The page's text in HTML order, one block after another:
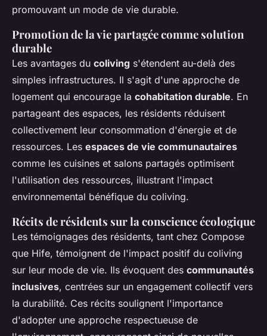
promouvant un mode de vie durable.
Promotion de la vie partagée comme solution
durable
Les avantages du coliving s'étendent au-delà des
simples infrastructures. Il s'agit d'une approche de
logement qui encourage la cohabitation durable. En
partageant des espaces, les résidents réduisent
collectivement leur consommation d'énergie et de
ressources. Les espaces de vie communautaires
comme les cuisines et salons partagés optimisent
l'utilisation des ressources, illustrant l'impact
environnemental bénéfique du coliving.
Récits de résidents sur la conscience écologique
Les témoignages des résidents, tant chez Compose
que Hife, témoignent de l'impact positif du coliving
sur leur mode de vie. Ils évoquent des communautés
inclusives, centrées sur un engagement collectif vers
la durabilité. Ces récits soulignent l'importance
d'adopter une approche respectueuse de